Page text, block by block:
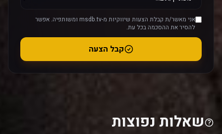
אני מאשר/ת קבלת הצעות שיווקיות מ-msdb.tv ומשותפיה. אפשר
להסיר את ההסכמה בכל עת.
קבל הצעה
שאלות נפוצות